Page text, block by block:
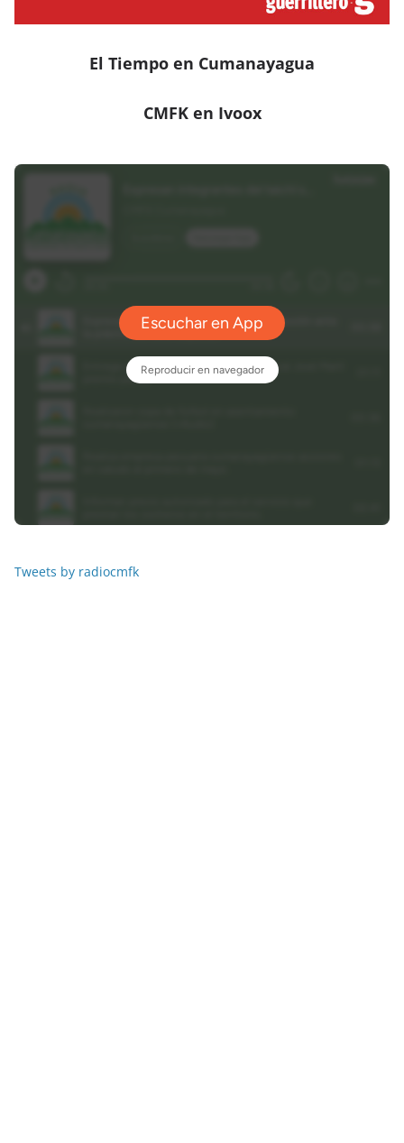
El Tiempo en Cumanayagua
CMFK en Ivoox
Tweets by radiocmfk